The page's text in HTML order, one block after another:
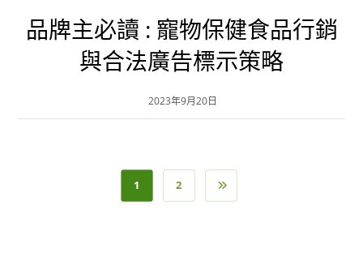
品牌主必讀 : 寵物保健食品行銷
與合法廣告標示策略​
2023年9月20日
1 2